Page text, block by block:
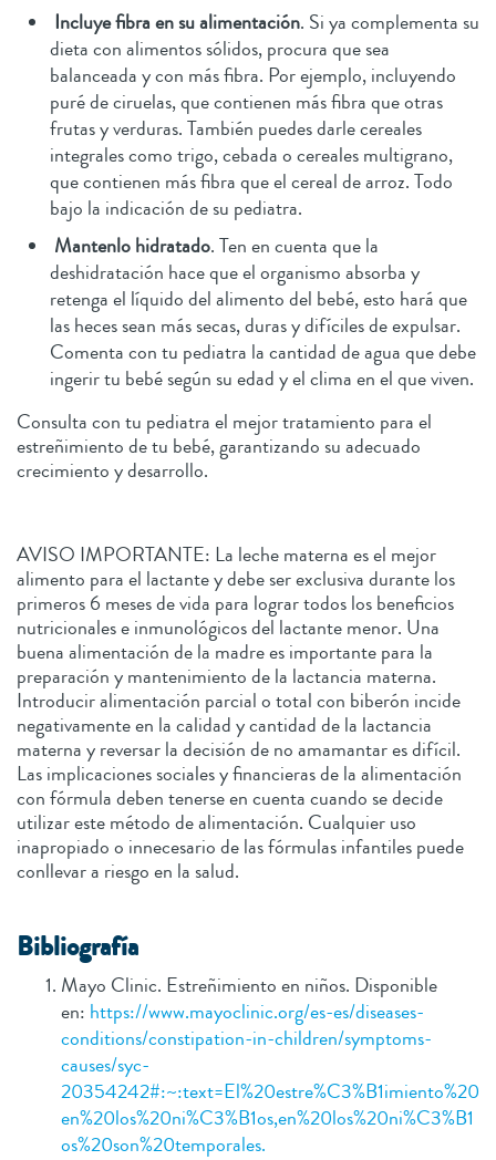
Incluye fibra en su alimentación. Si ya complementa su
dieta con alimentos sólidos, procura que sea
balanceada y con más fibra. Por ejemplo, incluyendo
puré de ciruelas, que contienen más fibra que otras
frutas y verduras. También puedes darle cereales
integrales como trigo, cebada o cereales multigrano,
que contienen más fibra que el cereal de arroz. Todo
bajo la indicación de su pediatra.
Mantenlo hidratado. Ten en cuenta que la
deshidratación hace que el organismo absorba y
retenga el líquido del alimento del bebé, esto hará que
las heces sean más secas, duras y difíciles de expulsar.
Comenta con tu pediatra la cantidad de agua que debe
ingerir tu bebé según su edad y el clima en el que viven.
Consulta con tu pediatra el mejor tratamiento para el
estreñimiento de tu bebé, garantizando su adecuado
crecimiento y desarrollo.
AVISO IMPORTANTE: La leche materna es el mejor
alimento para el lactante y debe ser exclusiva durante los
primeros 6 meses de vida para lograr todos los beneficios
nutricionales e inmunológicos del lactante menor. Una
buena alimentación de la madre es importante para la
preparación y mantenimiento de la lactancia materna.
Introducir alimentación parcial o total con biberón incide
negativamente en la calidad y cantidad de la lactancia
materna y reversar la decisión de no amamantar es difícil.
Las implicaciones sociales y financieras de la alimentación
con fórmula deben tenerse en cuenta cuando se decide
utilizar este método de alimentación. Cualquier uso
inapropiado o innecesario de las fórmulas infantiles puede
conllevar a riesgo en la salud.
Bibliografía
Mayo Clinic. Estreñimiento en niños. Disponible
en: https://www.mayoclinic.org/es-es/diseases-
conditions/constipation-in-children/symptoms-
causes/syc-
20354242#:~:text=El%20estre%C3%B1imiento%20
en%20los%20ni%C3%B1os,en%20los%20ni%C3%B1
os%20son%20temporales.